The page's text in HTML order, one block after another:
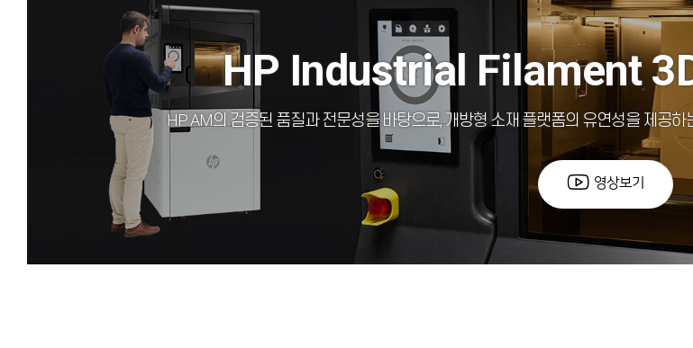
HP Industrial Filament
HP AM의 검증된 품질과 전문성을 바탕으로, 개방형 소재 플랫폼의 유연성을 제공
영상보기